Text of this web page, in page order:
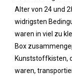
Alter von 24 und
widrigsten
waren in viel zu
Box
Kunststoffkisten,
waren,